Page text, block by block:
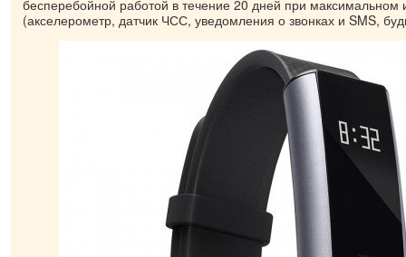
бесперебойной работой в течение 20 дней при максимальном
(акселерометр, датчик ЧСС, уведомления о звонках и SMS,